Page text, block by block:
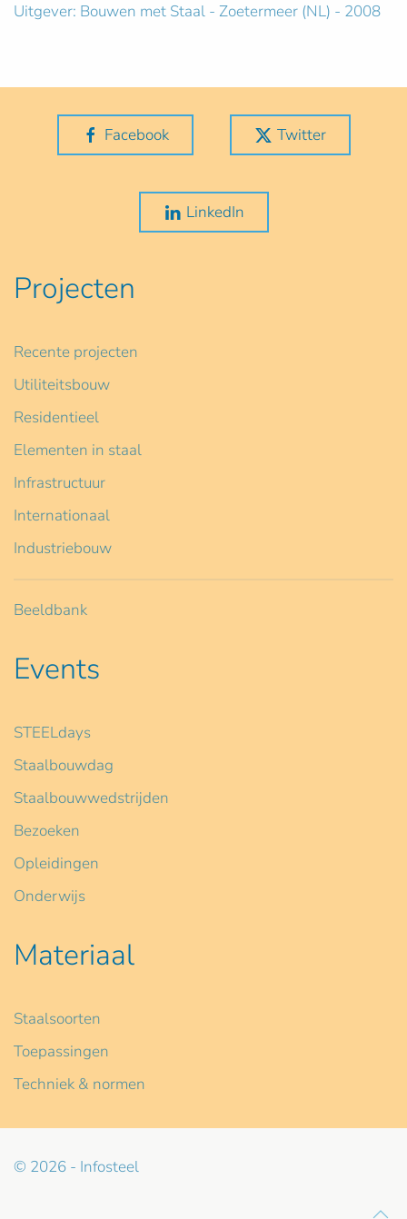
Uitgever: Bouwen met Staal - Zoetermeer (NL) - 2008
Facebook Twitter
LinkedIn
Projecten
Recente projecten
Utiliteitsbouw
Residentieel
Elementen in staal
Infrastructuur
Internationaal
Industriebouw
Beeldbank
Events
STEELdays
Staalbouwdag
Staalbouwwedstrijden
Bezoeken
Opleidingen
Onderwijs
Materiaal
Staalsoorten
Toepassingen
Techniek & normen
© 2026 - Infosteel